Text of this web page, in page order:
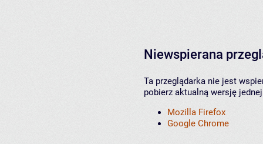
Niewspierana
Ta przeglądarka nie jest
pobierz aktualną wersję
Mozilla Firefox
Google Chrome